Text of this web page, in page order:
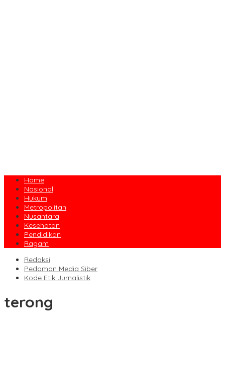
Home
Nasional
Hukum
Metropolitan
Nusantara
Kesehatan
Pendidikan
Ragam
Redaksi
Pedoman Media Siber
Kode Etik Jurnalistik
terong